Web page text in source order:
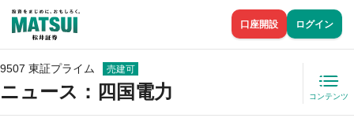
口座開設 ログイン
9507 東証プライム 売建可
ニュース ：四国電力 コンテンツ